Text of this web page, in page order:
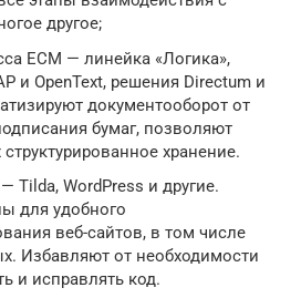
другое;
ECM — линейка «Логика»,
и OpenText, решения Directum и
документооборот от
бумаг, позволяют
хранение.
Tilda, WordPress и другие.
для удобного
веб-сайтов, в том числе
Избавляют от необходимости
и исправлять код.